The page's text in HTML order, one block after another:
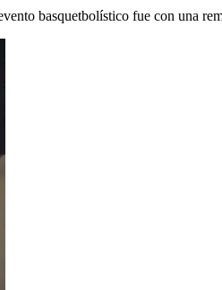
basquetbolístico fue con una